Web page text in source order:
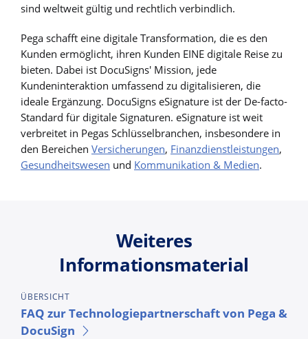
sind weltweit gültig und rechtlich verbindlich.
Pega schafft eine digitale Transformation, die es den
Kunden ermöglicht, ihren Kunden EINE digitale Reise zu
bieten. Dabei ist DocuSigns' Mission, jede
Kundeninteraktion umfassend zu digitalisieren, die
ideale Ergänzung. DocuSigns eSignature ist der De-facto-
Standard für digitale Signaturen. eSignature ist weit
verbreitet in Pegas Schlüsselbranchen, insbesondere in
den Bereichen Versicherungen, Finanzdienstleistungen,
Gesundheitswesen und Kommunikation & Medien.
Weiteres
Informationsmaterial
ÜBERSICHT
FAQ zur Technologiepartnerschaft von Pega &
DocuSign